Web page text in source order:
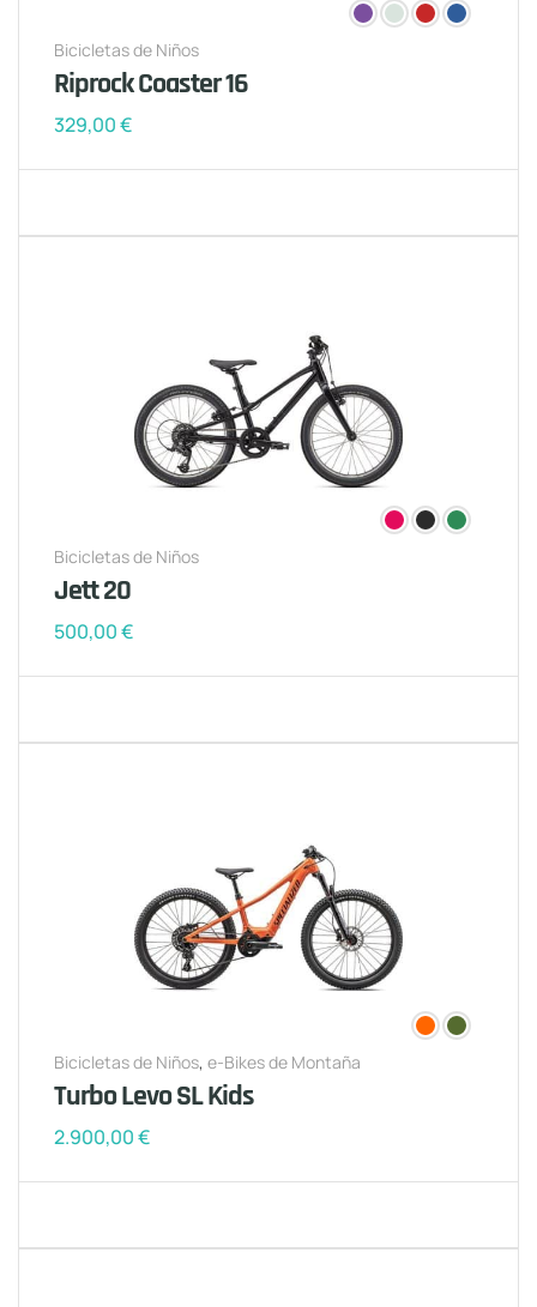
Bicicletas de Niños
Riprock Coaster 16
329,00€
Bicicletas de Niños
Jett 20
500,00€
Bicicletas de Niños, e-Bikes de Montaña
Turbo Levo SL Kids
2.900,00€